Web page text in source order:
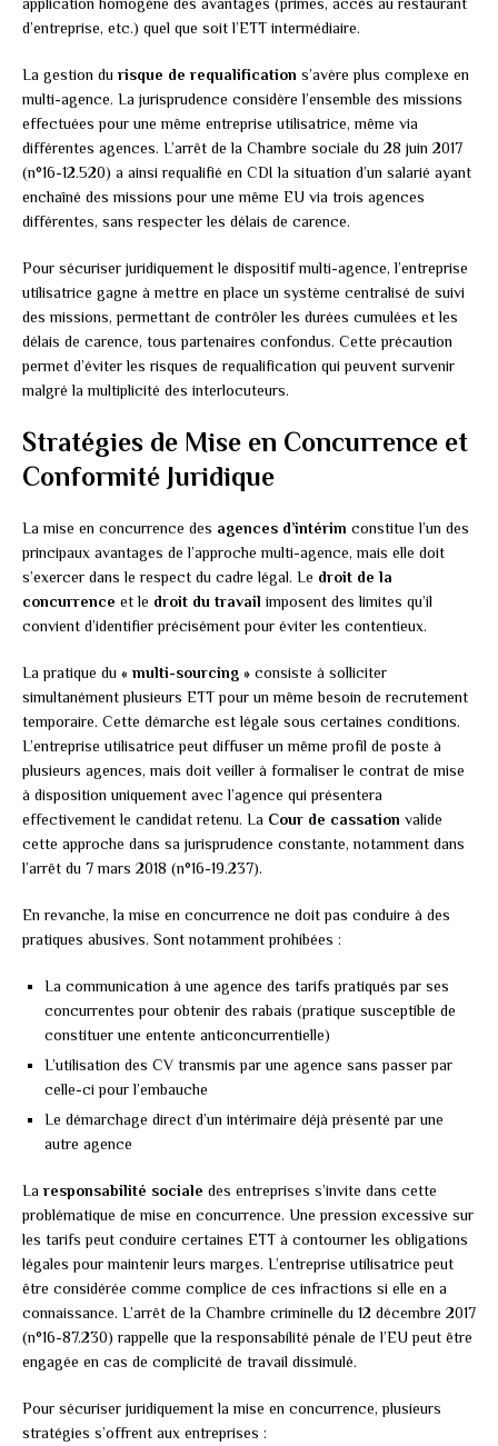
application homogène des avantages (primes, accès au restaurant
d’entreprise, etc.) quel que soit l’ETT intermédiaire.
La gestion du risque de requalification s’avère plus complexe en
multi-agence. La jurisprudence considère l’ensemble des missions
effectuées pour une même entreprise utilisatrice, même via
différentes agences. L’arrêt de la Chambre sociale du 28 juin 2017
(n°16-12.520) a ainsi requalifié en CDI la situation d’un salarié ayant
enchaîné des missions pour une même EU via trois agences
différentes, sans respecter les délais de carence.
Pour sécuriser juridiquement le dispositif multi-agence, l’entreprise
utilisatrice gagne à mettre en place un système centralisé de suivi
des missions, permettant de contrôler les durées cumulées et les
délais de carence, tous partenaires confondus. Cette précaution
permet d’éviter les risques de requalification qui peuvent survenir
malgré la multiplicité des interlocuteurs.
Stratégies de Mise en Concurrence et
Conformité Juridique
La mise en concurrence des agences d’intérim constitue l’un des
principaux avantages de l’approche multi-agence, mais elle doit
s’exercer dans le respect du cadre légal. Le droit de la
concurrence et le droit du travail imposent des limites qu’il
convient d’identifier précisément pour éviter les contentieux.
La pratique du « multi-sourcing » consiste à solliciter
simultanément plusieurs ETT pour un même besoin de recrutement
temporaire. Cette démarche est légale sous certaines conditions.
L’entreprise utilisatrice peut diffuser un même profil de poste à
plusieurs agences, mais doit veiller à formaliser le contrat de mise
à disposition uniquement avec l’agence qui présentera
effectivement le candidat retenu. La Cour de cassation valide
cette approche dans sa jurisprudence constante, notamment dans
l’arrêt du 7 mars 2018 (n°16-19.237).
En revanche, la mise en concurrence ne doit pas conduire à des
pratiques abusives. Sont notamment prohibées :
La communication à une agence des tarifs pratiqués par ses
concurrentes pour obtenir des rabais (pratique susceptible de
constituer une entente anticoncurrentielle)
L’utilisation des CV transmis par une agence sans passer par
celle-ci pour l’embauche
Le démarchage direct d’un intérimaire déjà présenté par une
autre agence
La responsabilité sociale des entreprises s’invite dans cette
problématique de mise en concurrence. Une pression excessive sur
les tarifs peut conduire certaines ETT à contourner les obligations
légales pour maintenir leurs marges. L’entreprise utilisatrice peut
être considérée comme complice de ces infractions si elle en a
connaissance. L’arrêt de la Chambre criminelle du 12 décembre 2017
(n°16-87.230) rappelle que la responsabilité pénale de l’EU peut être
engagée en cas de complicité de travail dissimulé.
Pour sécuriser juridiquement la mise en concurrence, plusieurs
stratégies s’offrent aux entreprises :